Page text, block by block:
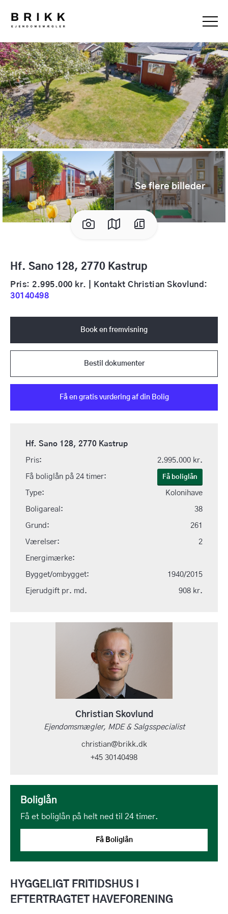
Se flere billeder
HYGGELIGT FRITIDSHUS I
EFTERTRAGTET HAVEFORENING
Hf. Sano 128, 2770 Kastrup
Pris: 2.995.000 kr. | Kontakt Christian Skovlund:
30140498
Hf. Sano 128, 2770 Kastrup
Pris: 2.995.000 kr.
Få boliglån på 24 timer: Få boliglån
Type: Kolonihave
Boligareal: 38
Grund: 261
Værelser: 2
Energimærke:
Bygget/ombygget: 1940/2015
Ejerudgift pr. md. 908 kr.
Book en fremvisning
Bestil dokumenter
Få en gratis vurdering af din Bolig
Christian Skovlund
Ejendomsmægler, MDE & Salgsspecialist
christian@brikk.dk
+45 30140498
Boliglån
Få et boliglån på helt ned til 24 timer.
Få Boliglån